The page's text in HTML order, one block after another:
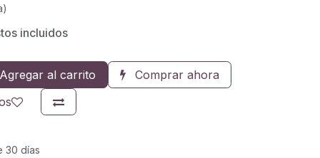
incluidos
al carrito
Comprar ahora
30 días